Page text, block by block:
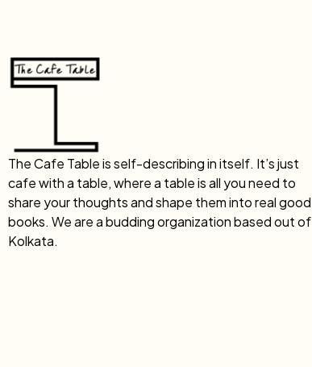
The Cafe Table is self-describing in itself. It’s just
cafe with a table, where a table is all you need to
share your thoughts and shape them into real good
books. We are a budding organization based out of
Kolkata.